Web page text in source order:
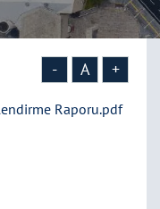
- A +
Raporu.pdf